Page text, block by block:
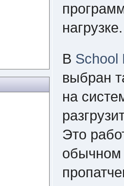
нагрузке.
В School
выбран
на
Это